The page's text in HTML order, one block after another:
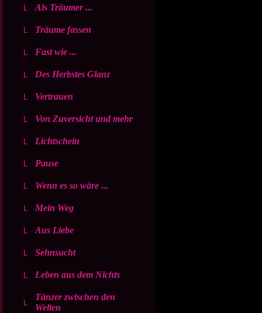
Als Träumer ...
Träume fassen
Fast wie ...
Des Herbstes Glanz
Vertrauen
Von Zuversicht und mehr
Lichtschein
Pause
Wenn es so wäre ...
Mein Weg
Aus Liebe
Sehnsucht
Leben aus dem Nichts
Tänzer zwischen den
Welten